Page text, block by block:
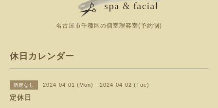
名古屋市千種区の個室理容室(予約制)
休日カレンダー
指定なし 2024-04-01 (Mon) - 2024-04-02 (Tue)
定休日